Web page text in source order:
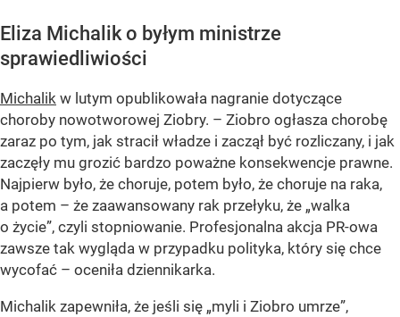
Eliza Michalik o byłym ministrze
sprawiedliwiości
Michalik w lutym opublikowała nagranie dotyczące
choroby nowotworowej Ziobry. – Ziobro ogłasza chorobę
zaraz po tym, jak stracił władze i zaczął być rozliczany, i jak
zaczęły mu grozić bardzo poważne konsekwencje prawne.
Najpierw było, że choruje, potem było, że choruje na raka,
a potem – że zaawansowany rak przełyku, że „walka
o życie”, czyli stopniowanie. Profesjonalna akcja PR-owa
zawsze tak wygląda w przypadku polityka, który się chce
wycofać – oceniła dziennikarka.
Michalik zapewniła, że jeśli się „myli i Ziobro umrze”,